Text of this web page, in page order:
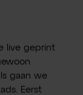
live geprint
gaan we
Eerst